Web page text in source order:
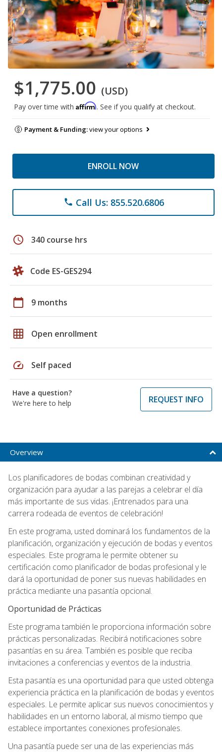
$1,775.00 (USD)
Pay over time with Affirm. See if you qualify at checkout.
Payment & Funding:view your options
ENROLL NOW
phone Call Us: 855.520.6806
schedule 340 course hrs
Code ES-GES294
calendar_today 9 months
grid_on Open enrollment
speed Self paced
Have a question?
We're here to help
REQUEST INFO
Overview
Los planificadores de bodas combinan creatividad y
organización para ayudar a las parejas a celebrar el día
más importante de sus vidas. ¡Entrenados para una
carrera rodeada de eventos de celebración!
En este programa, usted dominará los fundamentos de la
planificación, organización y ejecución de bodas y eventos
especiales. Este programa le permite obtener su
certificación como planificador de bodas profesional y le
dará la oportunidad de poner sus nuevas habilidades en
práctica mediante una pasantía opcional.
Oportunidad de Prácticas
Este programa también le proporciona información sobre
prácticas personalizadas. Recibirá notificaciones sobre
pasantías en su área. También es posible que reciba
invitaciones a conferencias y eventos de la industria.
Esta pasantía es una oportunidad para que usted obtenga
experiencia práctica en la planificación de bodas y eventos
especiales. Le permite aplicar sus nuevos conocimientos y
habilidades en un entorno laboral, al mismo tiempo que
establece importantes conexiones profesionales.
Una pasantía puede ser una de las experiencias más